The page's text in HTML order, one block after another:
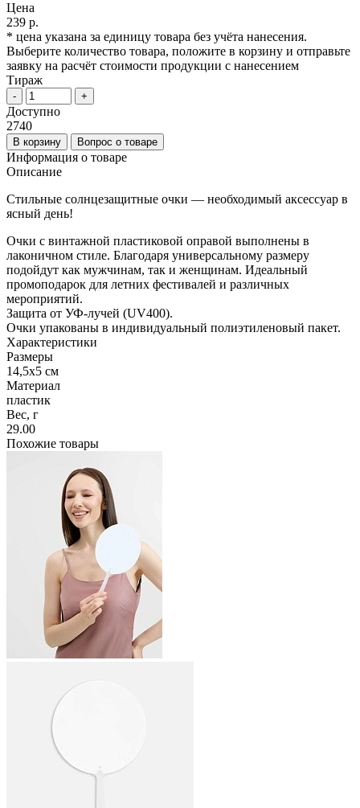
Цена
239 р.
* цена указана за единицу товара без учёта нанесения.
Выберите количество товара, положите в корзину и отправьте
заявку на расчёт стоимости продукции с нанесением
Тираж
- +
Доступно
2740
В корзину Вопрос о товаре
Информация о товаре
Описание
Стильные солнцезащитные очки — необходимый аксессуар в
ясный день!
Очки с винтажной пластиковой оправой выполнены в
лаконичном стиле. Благодаря универсальному размеру
подойдут как мужчинам, так и женщинам. Идеальный
промоподарок для летних фестивалей и различных
мероприятий.
Защита от УФ-лучей (UV400).
Очки упакованы в индивидуальный полиэтиленовый пакет.
Характеристики
Размеры
14,5x5 см
Материал
пластик
Вес, г
29.00
Похожие товары